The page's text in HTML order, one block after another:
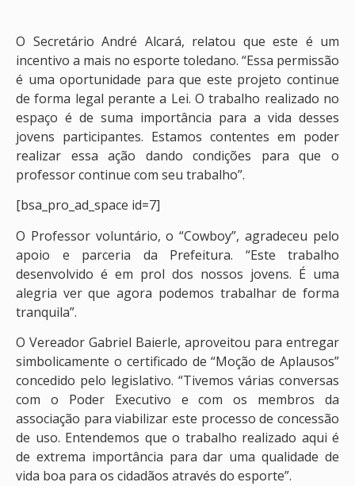
O Secretário André Alcará, relatou que este é um
incentivo a mais no esporte toledano. “Essa permissão
é uma oportunidade para que este projeto continue
de forma legal perante a Lei. O trabalho realizado no
espaço é de suma importância para a vida desses
jovens participantes. Estamos contentes em poder
realizar essa ação dando condições para que o
professor continue com seu trabalho”.
[bsa_pro_ad_space id=7]
O Professor voluntário, o “Cowboy”, agradeceu pelo
apoio e parceria da Prefeitura. “Este trabalho
desenvolvido é em prol dos nossos jovens. É uma
alegria ver que agora podemos trabalhar de forma
tranquila”.
O Vereador Gabriel Baierle, aproveitou para entregar
simbolicamente o certificado de “Moção de Aplausos”
concedido pelo legislativo. “Tivemos várias conversas
com o Poder Executivo e com os membros da
associação para viabilizar este processo de concessão
de uso. Entendemos que o trabalho realizado aqui é
de extrema importância para dar uma qualidade de
vida boa para os cidadãos através do esporte”.